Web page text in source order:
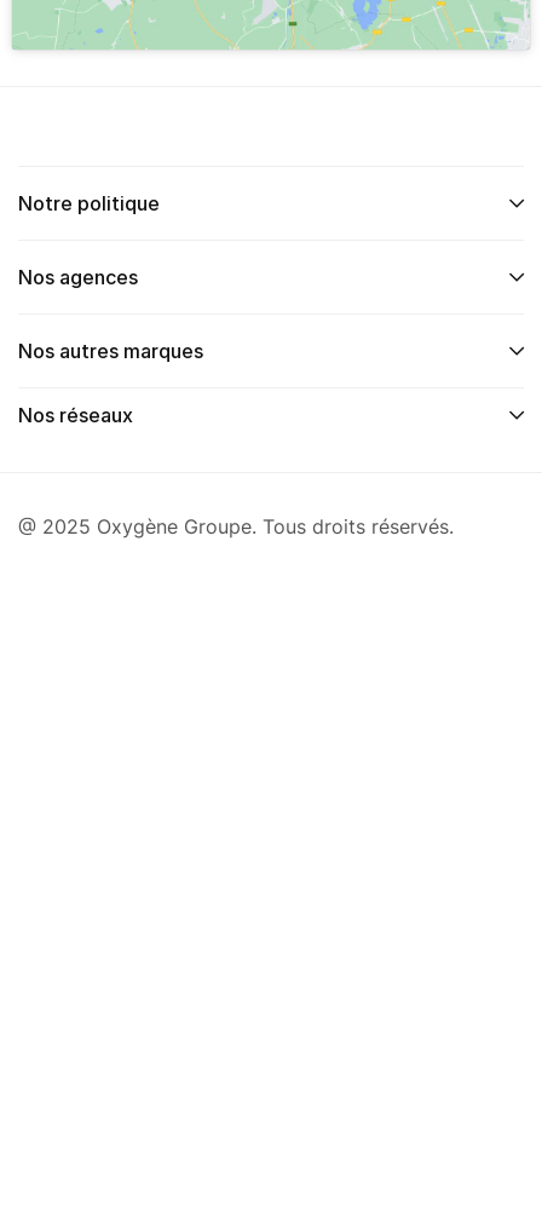
Notre politique
Nos agences
Nos autres marques
Nos réseaux
@ 2025 Oxygène Groupe. Tous droits réservés.